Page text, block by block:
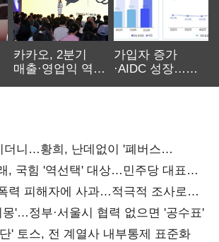
카카오, 2분기
매출·영업익 역대
가입자 증가
·AIDC 성장…
더니…황희, 난데없이 '폐버스
, 국힘 '역선택' 대상…민주당 대표로
력 피해자에 사과…적극적 조사로
'…정부·서울시 협력 없으면 '공수표'
' 토스, 전 계열사 내부통제 표준화